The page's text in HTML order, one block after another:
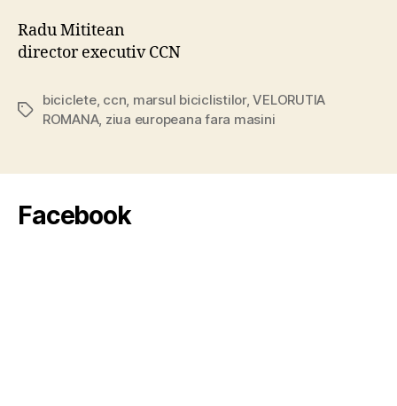
Radu Mititean
director executiv CCN
Tags
biciclete, ccn, marsul biciclistilor,VELORUTIA
ROMANA, ziua europeana fara masini
Facebook